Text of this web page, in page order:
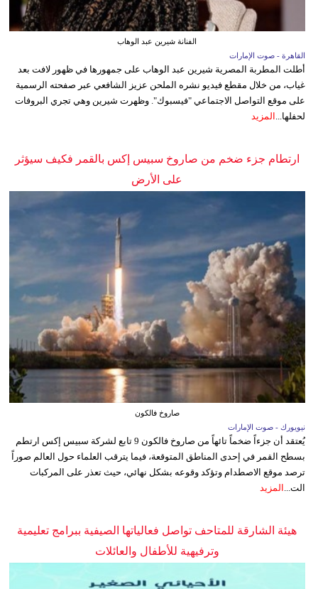
الفنانة شيرين عبد الوهاب
القاهرة - صوت الإمارات
أطلت المطربة المصرية شيرين عبد الوهاب على جمهورها في ظهور لافت بعد
غياب، من خلال مقطع فيديو نشره الملحن عزيز الشافعي عبر صفحته الرسمية
على موقع التواصل الاجتماعي "فيسبوك". وظهرت شيرين وهي تجري البروفات
لحفلها... المزيد
ارتطام جزء ضخم من صاروخ سبيس إكس بالقمر فكيف سيؤثر
على الأرض
صاروخ فالكون
نيويورك - صوت الإمارات
يُعتقد أن جزءاً ضخماً تائهاً من صاروخ فالكون 9 تابع لشركة سبيس إكس ارتطم
بسطح القمر في إحدى المناطق المتوقعة، فيما يترقب العلماء حول العالم صوراً
ترصد موقع الاصطدام وتؤكد وقوعه بشكل نهائي، حيث تعذر على المركبات
الت...
المزيد
هيئة الشارقة للمتاحف تواصل فعالياتها الصيفية ببرامج تعليمية
وترفيهية للأطفال والعائلات